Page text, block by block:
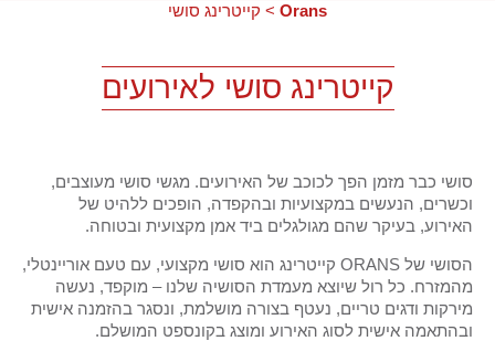
Orans
> קייטרינג סושי
קייטרינג סושי לאירועים
סושי כבר מזמן הפך לכוכב של האירועים. מגשי סושי מעוצבים,
וכשרים, הנעשים במקצועיות ובהקפדה, הופכים ללהיט של
האירוע, בעיקר שהם מגולגלים ביד אמן מקצועית ובטוחה.
הסושי של ORANS קייטרינג הוא סושי מקצועי, עם טעם אוריינטלי,
מהמזרח. כל רול שיוצא מעמדת הסושיה שלנו – מוקפד, נעשה
מירקות ודגים טריים, נעטף בצורה מושלמת, ונסגר בהזמנה אישית
ובהתאמה אישית לסוג האירוע ומוצג בקונספט המושלם.